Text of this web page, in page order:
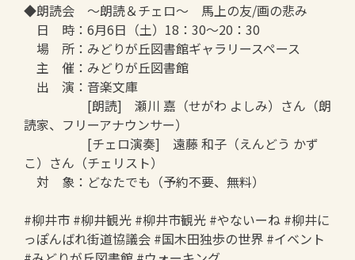
◆朗読会 ～朗読＆チェロ～ 馬上の友/画の悲み
日 時：6月6日（土）18：30～20：30
場 所：みどりが丘図書館ギャラリースペース
主 催：みどりが丘図書館
出 演：音楽文庫
[朗読] 瀬川 嘉（せがわ よしみ）さん（朗
読家、フリーアナウンサー）
[チェロ演奏] 遠藤 和子（えんどう かず
こ）さん（チェリスト）
対 象：どなたでも（予約不要、無料）
#柳井市 #柳井観光 #柳井市観光 #やないーね #柳井に
っぽんばれ街道協議会 #国木田独歩の世界 #イベント